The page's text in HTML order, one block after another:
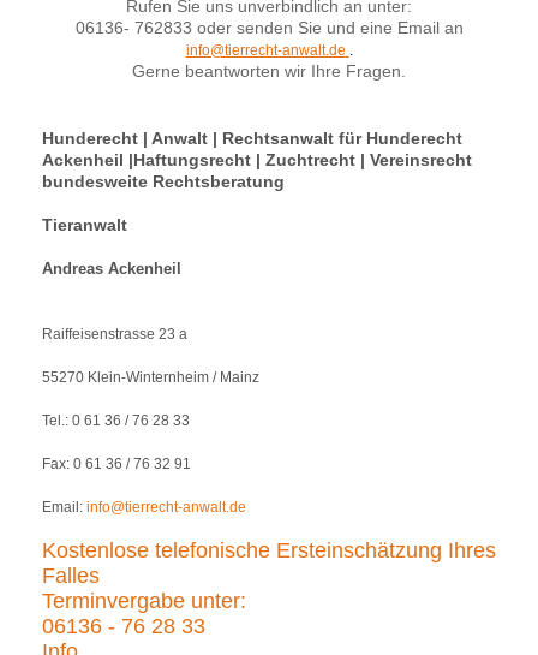
Rufen Sie uns unverbindlich an unter:
06136- 762833 oder senden Sie und eine Email an
info@tierrecht-anwalt.de .
Gerne beantworten wir Ihre Fragen.
Hunderecht | Anwalt | Rechtsanwalt für Hunderecht
Ackenheil |Haftungsrecht | Zuchtrecht | Vereinsrecht
bundesweite Rechtsberatung
Tieranwalt
Andreas Ackenheil
Raiffeisenstrasse 23 a
55270 Klein-Winternheim / Mainz
Tel.: 0 61 36 / 76 28 33
Fax: 0 61 36 / 76 32 91
Email: info@tierrecht-anwalt.de
Kostenlose telefonische Ersteinschätzung Ihres
Falles
Terminvergabe unter:
06136 - 76 28 33